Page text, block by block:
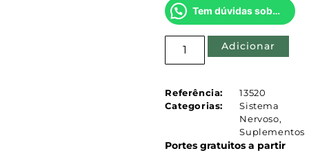
Tem dúvidas sobre este produto?
Adicionar
Referência:
13520
Categorias:
Sistema
Nervoso,
Suplementos
Portes gratuitos a partir